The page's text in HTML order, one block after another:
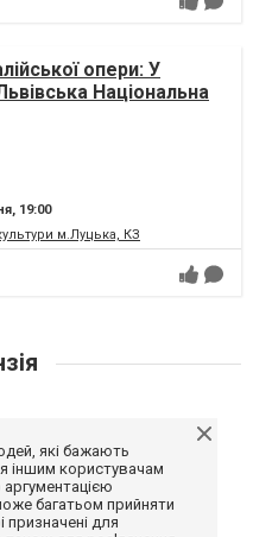
опери: У
Національна
19:00
м.Луцька, КЗ
які бажають
іншим користувачам
багатьом прийняти
для